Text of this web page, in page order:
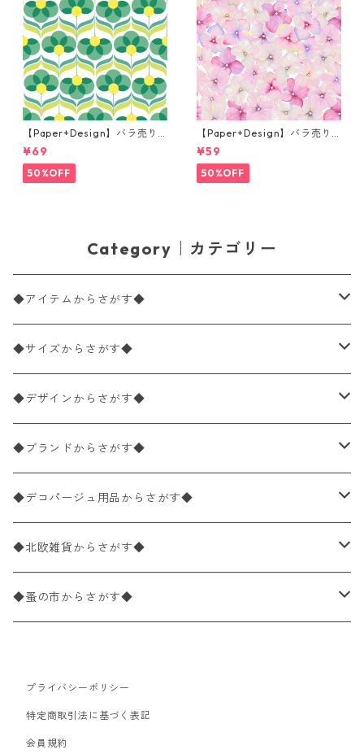
【Paper+Design】バラ売り2
枚 ランチサイズ ペーパーナプ
キン Geo Flowers グリーン
¥69
50%OFF
【Paper+Design】バラ売り2
枚 カクテルサイズ ペーパーナ
プキン Small blossoms ピン
ク
¥59
50%OFF
Category｜カテゴリー
◆アイテムからさがす◆
ペーパーナプキン2枚バラ売り
ペーパーナプキン1枚バラ売り
ペーパーナプキン20枚入りパック
ペーパーナプキン10枚入りパック
ライスペーパー
ペーパーリネンナプキン
ワックスペーパー
デコパージュ用品
◆サイズからさがす◆
33×33cm（ランチサイズ）
バラ売り
パック売り
25×25cm（カクテルサイズ）
バラ売り
パック売り
40×40cm（ディナーサイズ）
バラ売り
パック売り
21×21cm（ポケットサイズ）
バラ売り
33cm（ラウンド）
◆デザインからさがす◆
花柄
植物・グリーン柄
動物・鳥・昆虫・蝶柄
海・魚柄
食べ物・フルーツ・野菜・ドリンク柄
食器・カトラリー柄
◆ブランドからさがす◆
ドイツ製 IHR/イア
ランチサイズ
カクテルサイズ
ドイツ製 Ambiente/アンビエンテ
ランチサイズ
ドイツ製 Paperproducts Design
カクテルサイズ
ランチサイズ
カクテルサイズ
ドイツ製 ti-flair/ティーフレア
ランチサイズ
ドイツ製 PAW/パウ
◆デコパージュ用品からさがす◆
デコパージュ液
デコパージュ下地
デコパージュはさみ
3Dデコパージュ
◆北欧雑貨からさがす◆
シリコンモールド
トレイ
ポスター・カレンダー
◆蚤の市からさがす◆
北欧雑貨
デコパージュ用品
プライバシーポリシー
特定商取引法に基づく表記
会員規約